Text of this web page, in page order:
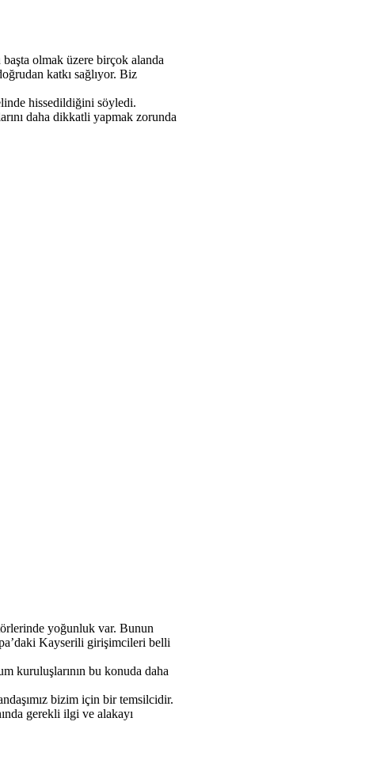
başta olmak üzere birçok alanda
katkı sağlıyor. Biz
hissedildiğini söyledi.
daha dikkatli yapmak zorunda
yoğunluk var. Bunun
Kayserili girişimcileri belli
kuruluşlarının bu konuda daha
bizim için bir temsilcidir.
gerekli ilgi ve alakayı